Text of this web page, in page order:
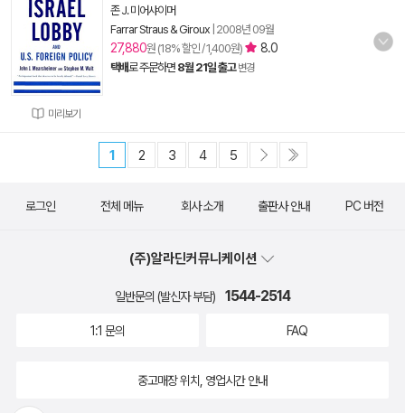
미리보기
존 J. 미어샤이머
Farrar Straus & Giroux 2008년 09월
27,880원 (18% 할인 / 1,400원) 8.0
택배로 주문하면 8월 21일 출고 변경
1 2 3 4 5
로그인 전체 메뉴 회사 소개 출판사 안내 PC 버전
(주)알라딘커뮤니케이션
일반문의 (발신자 부담) 1544-2514
1:1 문의 FAQ
중고매장 위치, 영업시간 안내